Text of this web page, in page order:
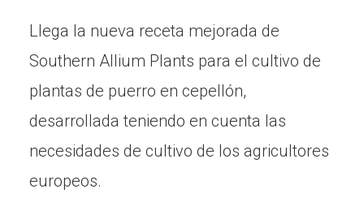
Llega la nueva receta mejorada de
Southern Allium Plants para el cultivo de
plantas de puerro en cepellón,
desarrollada teniendo en cuenta las
necesidades de cultivo de los agricultores
europeos.